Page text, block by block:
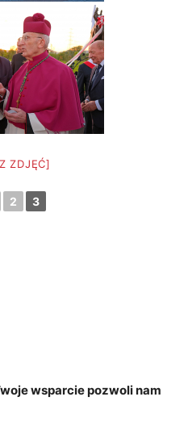
ZDJĘĆ]
2 3
wsparcie pozwoli nam